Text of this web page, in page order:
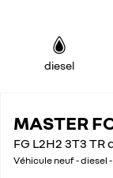
diesel
MASTER
FG L2H2 3T3
Véhicule neuf - diesel